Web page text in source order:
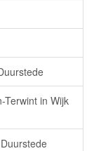
Terwint in Wijk